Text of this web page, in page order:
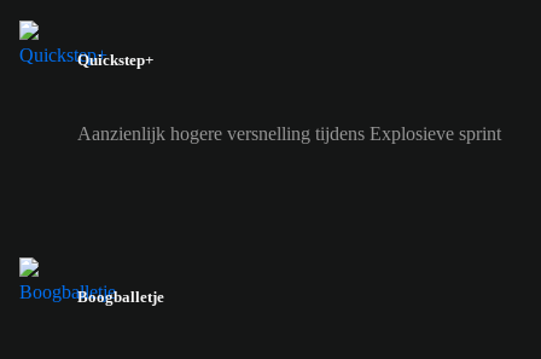
Quickstep+
Aanzienlijk hogere versnelling tijdens Explosieve sprint
Boogballetje